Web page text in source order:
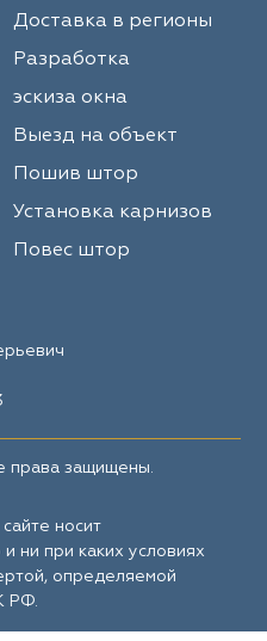
Доставка в регионы
Разработка
эскиза окна
Выезд на объект
Пошив штор
Установка карнизов
Повес штор
права защищены.
носит
ни при каких условиях
определяемой
РФ.